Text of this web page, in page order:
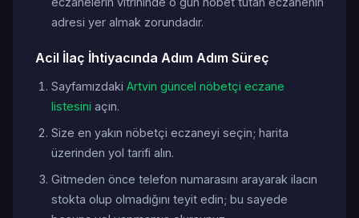
adresi yer almak zorundadır.
Acil İlaç İhtiyacında Adım Adım Süreç
Sayfamızdaki Artvin güncel nöbetçi eczane
listesini açın.
Size en yakın nöbetçi eczaneyi seçin; harita
üzerinden yol tarifi alın.
Gitmeden önce telefon numarasını arayarak ilacın
stokta olup olmadığını teyit edin; bu sayede